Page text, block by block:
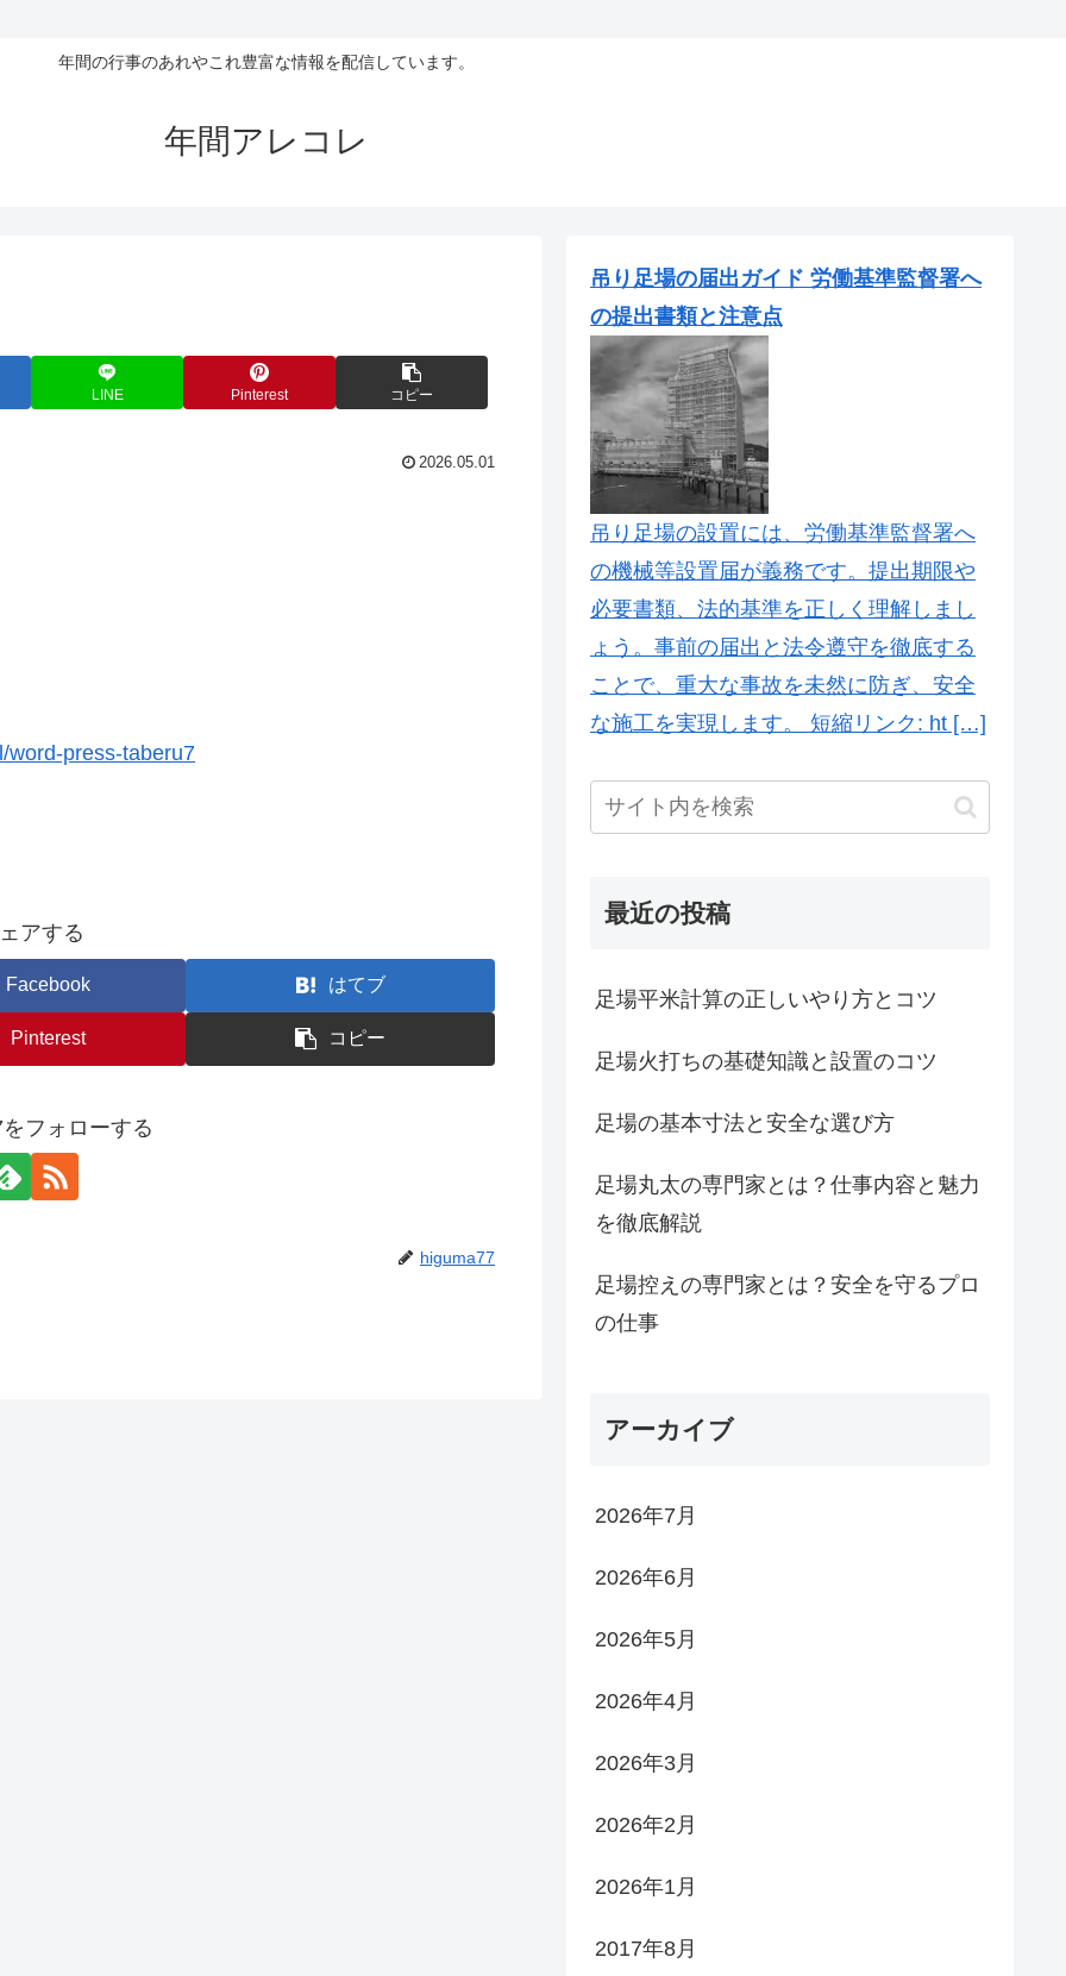
年間の行事のあれやこれ豊富な情報を配信しています。
年間アレコレ
LINE Pinterest コピー
2026.05.01
word-press-taberu7
アする
Facebook はてブ
Pinterest コピー
フォローする
higuma77
吊り足場の届出ガイド 労働基準監督署へ
の提出書類と注意点
吊り足場の設置には、労働基準監督署へ
の機械等設置届が義務です。提出期限や
必要書類、法的基準を正しく理解しまし
ょう。事前の届出と法令遵守を徹底する
ことで、重大な事故を未然に防ぎ、安全
な施工を実現します。 短縮リンク: ht […]
最近の投稿
足場平米計算の正しいやり方とコツ
足場火打ちの基礎知識と設置のコツ
足場の基本寸法と安全な選び方
足場丸太の専門家とは？仕事内容と魅力
を徹底解説
足場控えの専門家とは？安全を守るプロ
の仕事
アーカイブ
2026年7月
2026年6月
2026年5月
2026年4月
2026年3月
2026年2月
2026年1月
2017年8月